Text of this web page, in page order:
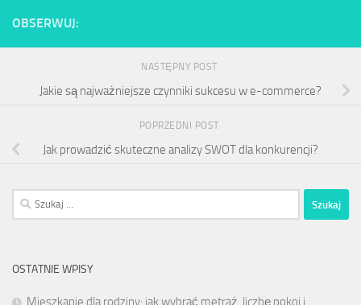
OBSERWUJ:
NASTĘPNY POST
Jakie są najważniejsze czynniki sukcesu w e-commerce?
POPRZEDNI POST
Jak prowadzić skuteczne analizy SWOT dla konkurencji?
Szukaj:
OSTATNIE WPISY
Mieszkanie dla rodziny: jak wybrać metraż, liczbę pokoi i